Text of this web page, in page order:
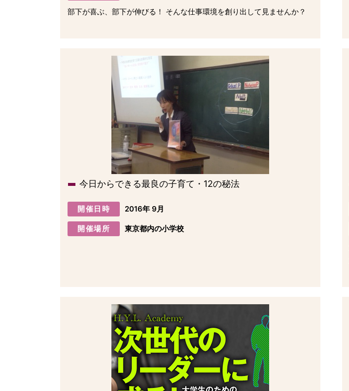
部下が喜ぶ、部下が伸びる！ そんな仕事環境を創り出して見ませんか？
今日からできる最良の子育て・12の秘法
開催日時 2016年 9月
開催場所 東京都内の小学校